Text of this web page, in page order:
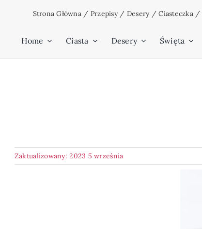
Strona Główna / Przepisy/ Desery/Ciasteczka/
Home Ciasta Desery Święta
Zaktualizowany: 2023 5 września